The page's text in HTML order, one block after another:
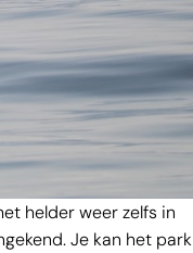
helder weer zelfs in
Je kan het park